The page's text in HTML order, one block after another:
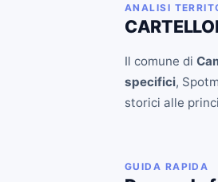
ANALISI
Il comune di
specifici,
storici alle
GUIDA RAPIDA